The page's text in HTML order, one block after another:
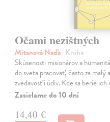
Očami nezištných
Mitanová Naďa| Kniha
Skúsenosti misionárov a
do sveta pracovať, často za malý
zvedavosť i údiv. Kde sa berie ich
Zasielame do 10 dní
14,40 €